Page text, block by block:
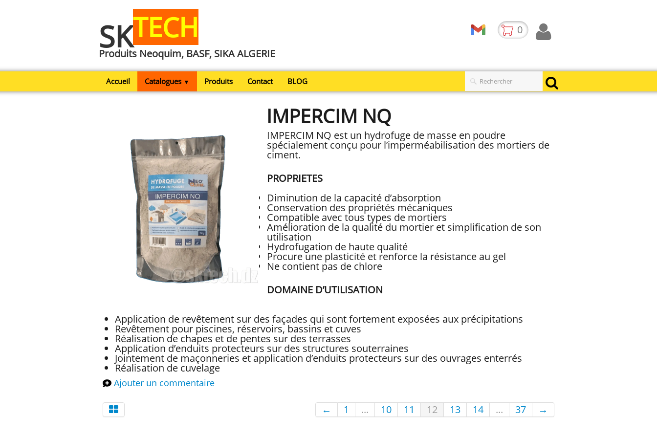
SKTECH
Produits Neoquim, BASF, SIKA ALGERIE
0
Accueil Catalogues ▼ Produits Contact BLOG
IMPERCIM NQ
IMPERCIM NQ est un hydrofuge de masse en poudre
spécialement conçu pour l’imperméabilisation des mortiers de
ciment.
PROPRIETES
Diminution de la capacité d’absorption
Conservation des propriétés mécaniques
Compatible avec tous types de mortiers
Amélioration de la qualité du mortier et simplification de son
utilisation
Hydrofugation de haute qualité
Procure une plasticité et renforce la résistance au gel
Ne contient pas de chlore
DOMAINE D’UTILISATION
Application de revêtement sur des façades qui sont fortement exposées aux précipitations
Revêtement pour piscines, réservoirs, bassins et cuves
Réalisation de chapes et de pentes sur des terrasses
Application d’enduits protecteurs sur des structures souterraines
Jointement de maçonneries et application d’enduits protecteurs sur des ouvrages enterrés
Réalisation de cuvelage
Ajouter un commentaire
← 1 ... 10 11 12 13 14 ... 37 →